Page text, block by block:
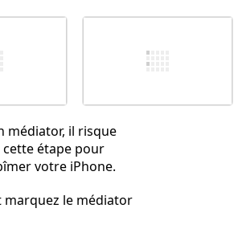
Publier un commentaire
médiator, il risque
étape pour
votre iPhone.
marquez le médiator